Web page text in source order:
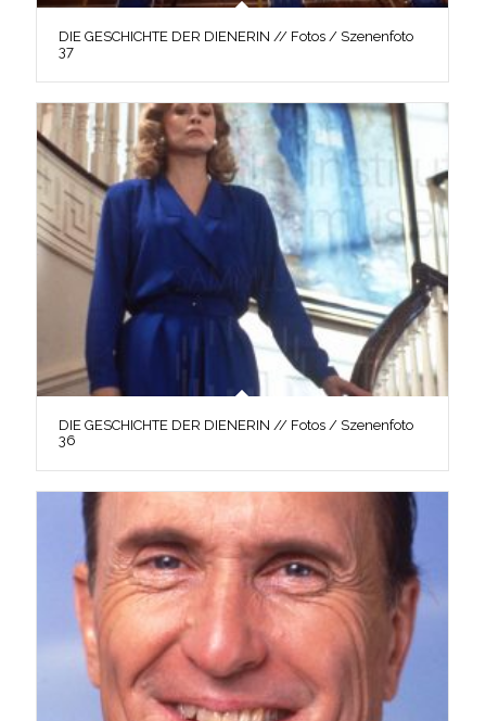
DIE GESCHICHTE DER DIENERIN // Fotos / Szenenfoto
37
DIE GESCHICHTE DER DIENERIN // Fotos / Szenenfoto
36